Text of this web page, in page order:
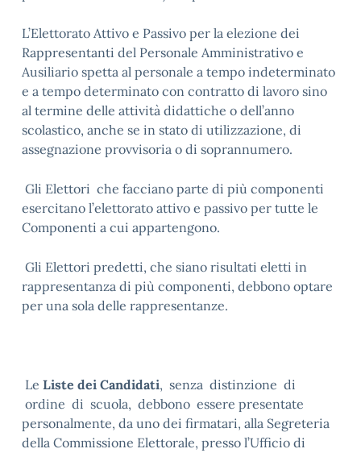
L’Elettorato Attivo e Passivo per la elezione dei
Rappresentanti del Personale Amministrativo e
Ausiliario spetta al personale a tempo indeterminato
e a tempo determinato con contratto di lavoro sino
al termine delle attività didattiche o dell’anno
scolastico, anche se in stato di utilizzazione, di
assegnazione provvisoria o di soprannumero.
Gli Elettori che facciano parte di più componenti
esercitano l’elettorato attivo e passivo per tutte le
Componenti a cui appartengono.
Gli Elettori predetti, che siano risultati eletti in
rappresentanza di più componenti, debbono optare
per una sola delle rappresentanze.
Le Liste dei Candidati, senza distinzione di
ordine di scuola, debbono essere presentate
personalmente, da uno dei firmatari, alla Segreteria
della Commissione Elettorale, presso l’Ufficio di